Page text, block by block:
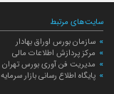
سایت‌های مرتبط
سازمان بورس اوراق بهادار
مرکز پردازش اطلاعات مالی
مدیریت فن آوری بورس تهران
پایگاه اطلاع رسانی بازار سرمایه